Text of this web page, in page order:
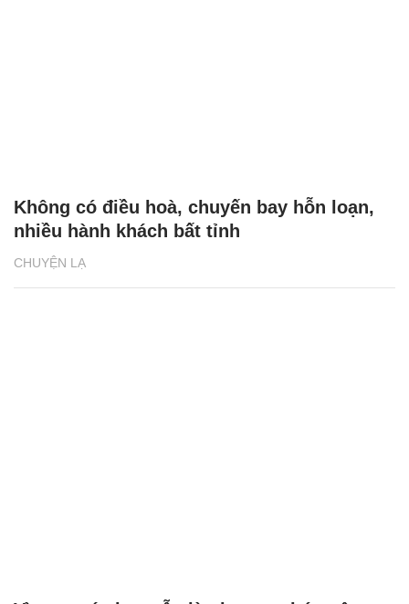
CHUYỆN LẠ
Không có điều hoà, chuyến bay hỗn loạn,
nhiều hành khách bất tỉnh